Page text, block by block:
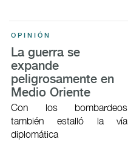
OPINIÓN
La guerra se
expande
peligrosamente en
Medio Oriente
Con los bombardeos
también estalló la vía
diplomática